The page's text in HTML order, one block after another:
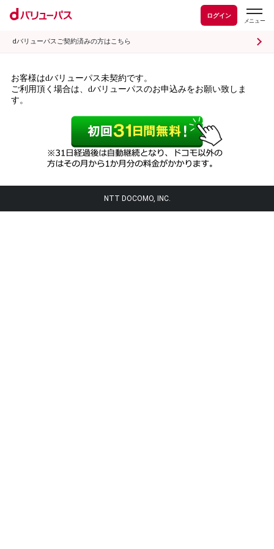
ログイン
dバリューパスご契約済みの方はこちら
お客様はdバリューパス未契約です。
ご利用頂く場合は、dバリューパスのお申込みをお願い致しま
す。
NTT DOCOMO, INC.